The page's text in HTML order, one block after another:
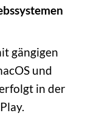
gängigen
und
in der